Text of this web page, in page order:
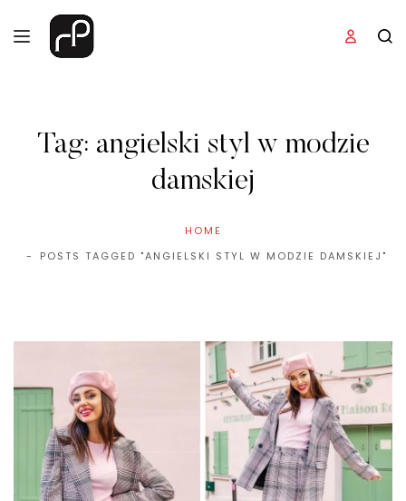
Tag: angielski styl w modzie
damskiej
HOME
POSTS TAGGED "ANGIELSKI STYL W MODZIE DAMSKIEJ"